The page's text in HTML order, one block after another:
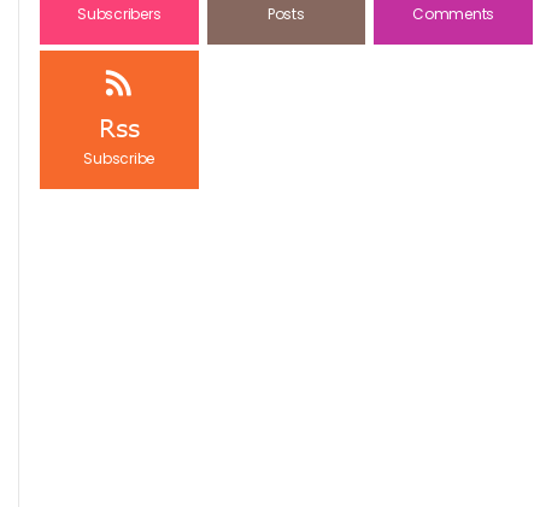
Subscribers Posts Comments
Rss
Subscribe